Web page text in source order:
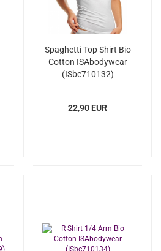
Spaghetti Top Shirt Bio
Cotton ISAbodywear
(ISbc710132)
22,90 EUR